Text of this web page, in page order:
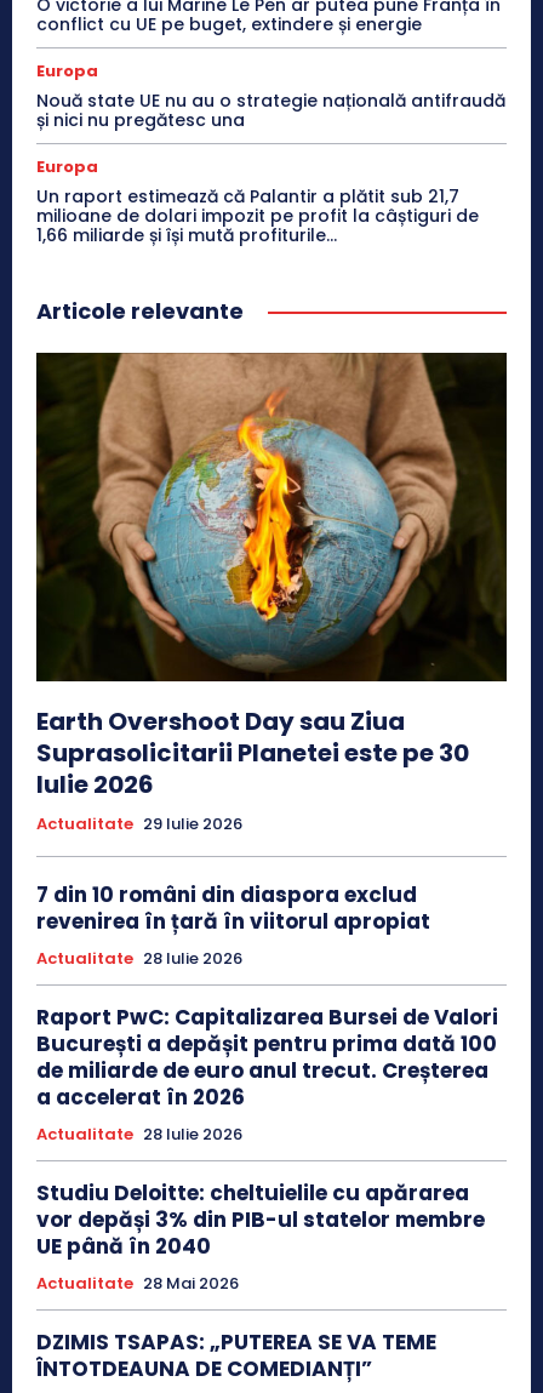
conflict cu UE pe buget, extindere și energie
Europa
Nouă state UE nu au o strategie națională antifraudă
și nici nu pregătesc una
Europa
Un raport estimează că Palantir a plătit sub 21,7
milioane de dolari impozit pe profit la câștiguri de
1,66 miliarde și își mută profiturile...
Articole relevante
Earth Overshoot Day sau Ziua
Suprasolicitarii Planetei este pe 30
Iulie 2026
Actualitate 29 Iulie 2026
7 din 10 români din diaspora exclud
revenirea în țară în viitorul apropiat
Actualitate 28 Iulie 2026
Raport PwC: Capitalizarea Bursei de Valori
București a depășit pentru prima dată 100
de miliarde de euro anul trecut. Creșterea
a accelerat în 2026
Actualitate 28 Iulie 2026
Studiu Deloitte: cheltuielile cu apărarea
vor depăși 3% din PIB-ul statelor membre
UE până în 2040
Actualitate 28 Mai 2026
DZIMIS TSAPAS: „PUTEREA SE VA TEME
ÎNTOTDEAUNA DE COMEDIANȚI”